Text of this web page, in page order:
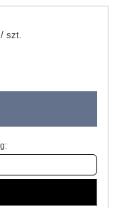
/ szt.